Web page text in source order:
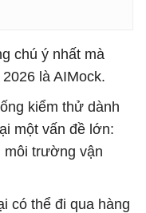
chú ý nhất mà
là AIMock.
kiểm thử dành
một vấn đề lớn:
môi trường vận
có thể đi qua hàng